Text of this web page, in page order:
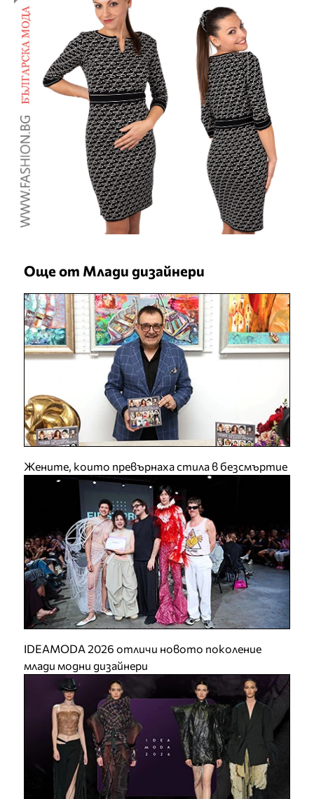
Още от Млади дизайнери
Жените, които превърнаха стила в безсмъртие
IDEAMODA 2026 отличи новото поколение
млади модни дизайнери